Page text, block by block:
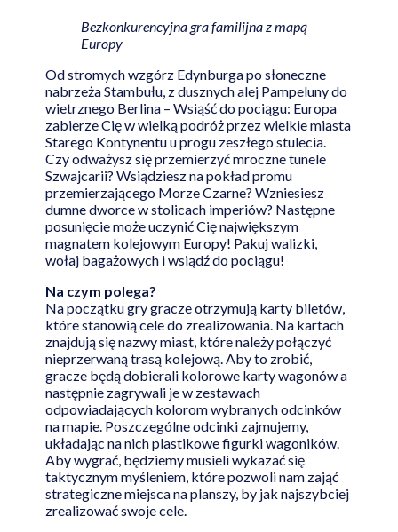
Bezkonkurencyjna gra familijna z mapą
Europy
Od stromych wzgórz Edynburga po słoneczne
nabrzeża Stambułu, z dusznych alej Pampeluny do
wietrznego Berlina – Wsiąść do pociągu: Europa
zabierze Cię w wielką podróż przez wielkie miasta
Starego Kontynentu u progu zeszłego stulecia.
Czy odważysz się przemierzyć mroczne tunele
Szwajcarii? Wsiądziesz na pokład promu
przemierzającego Morze Czarne? Wzniesiesz
dumne dworce w stolicach imperiów? Następne
posunięcie może uczynić Cię największym
magnatem kolejowym Europy! Pakuj walizki,
wołaj bagażowych i wsiądź do pociągu!
Na czym polega?
Na początku gry gracze otrzymują karty biletów,
które stanowią cele do zrealizowania. Na kartach
znajdują się nazwy miast, które należy połączyć
nieprzerwaną trasą kolejową. Aby to zrobić,
gracze będą dobierali kolorowe karty wagonów a
następnie zagrywali je w zestawach
odpowiadających kolorom wybranych odcinków
na mapie. Poszczególne odcinki zajmujemy,
układając na nich plastikowe figurki wagoników.
Aby wygrać, będziemy musieli wykazać się
taktycznym myśleniem, które pozwoli nam zająć
strategiczne miejsca na planszy, by jak najszybciej
zrealizować swoje cele.